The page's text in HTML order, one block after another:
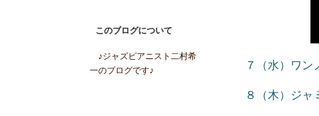
このブログについて
♪ジャズピアニスト二村希
一のブログです♪
７（水）ワ
８（木）ジ